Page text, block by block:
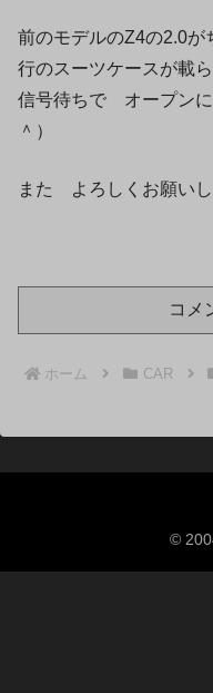
前のモデルのZ4の2.0
行のスーツケースが載
信号待ちで オープン
＾）
また よろしくお願い
コメ
ホーム CAR
©